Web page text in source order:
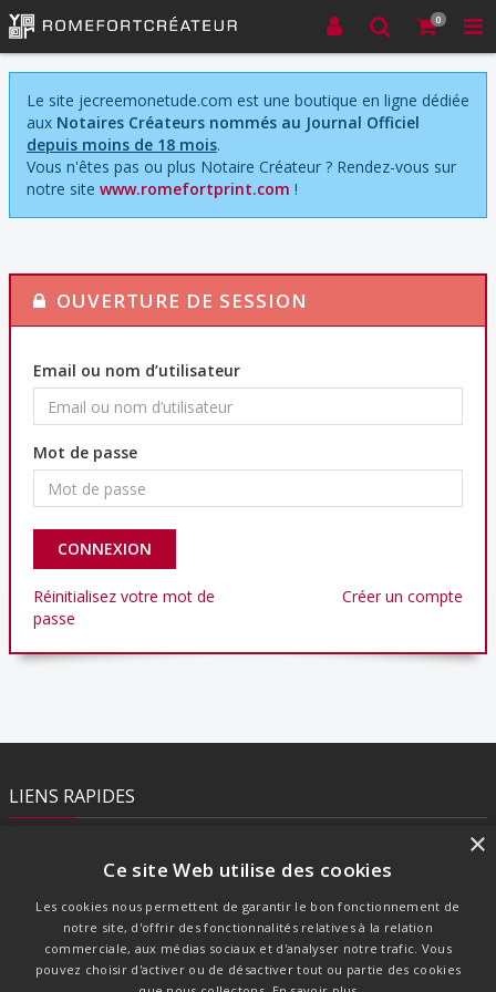
0
Le site jecreemonetude.com est une boutique en ligne dédiée
aux Notaires Créateurs nommés au Journal Officiel
depuis moins de 18 mois.
Vous n'êtes pas ou plus Notaire Créateur ? Rendez-vous sur
notre site www.romefortprint.com !
OUVERTURE DE SESSION
Email ou nom d’utilisateur
Mot de passe
Réinitialisez votre mot de
passe
Créer un compte
LIENS RAPIDES
Mentions légales
Confidentialité
Ce site Web utilise des cookies
Les cookies nous permettent de garantir le bon fonctionnement de
notre site, d'offrir des fonctionnalités relatives à la relation
commerciale, aux médias sociaux et d'analyser notre trafic. Vous
pouvez choisir d'activer ou de désactiver tout ou partie des cookies
×